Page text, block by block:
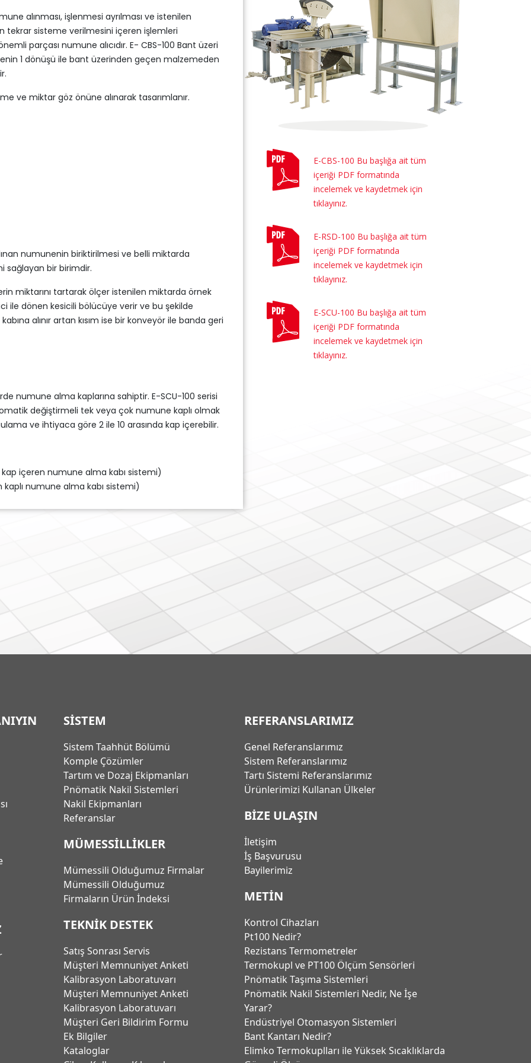
alınması, işlenmesi ayrılması ve istenilen
tekrar sisteme verilmesini içeren işlemleri
parçası numune alıcıdır. E- CBS-100 Bant üzeri
1 dönüşü ile bant üzerinden geçen malzemeden
ve miktar göz önüne alınarak tasarımlanır.
numunenin biriktirilmesi ve belli miktarda
sağlayan bir birimdir.
miktarını tartarak ölçer istenilen miktarda örnek
ile dönen kesicili bölücüye verir ve bu şekilde
alınır artan kısım ise bir konveyör ile banda geri
numune alma kaplarına sahiptir. E-SCU-100 serisi
değiştirmeli tek veya çok numune kaplı olmak
ve ihtiyaca göre 2 ile 10 arasında kap içerebilir.
içeren numune alma kabı sistemi)
numune alma kabı sistemi)
E-CBS-100 Bu başlığa ait tüm
içeriği PDF formatında
incelemek ve kaydetmek için
tıklayınız.
E-RSD-100 Bu başlığa ait tüm
içeriği PDF formatında
incelemek ve kaydetmek için
tıklayınız.
E-SCU-100 Bu başlığa ait tüm
içeriği PDF formatında
incelemek ve kaydetmek için
tıklayınız.
SİSTEM
Sistem Taahhüt Bölümü
Komple Çözümler
Tartım ve Dozaj Ekipmanları
Pnömatik Nakil Sistemleri
Nakil Ekipmanları
Referanslar
MÜMESSİLLİKLER
Mümessili Olduğumuz Firmalar
Mümessili Olduğumuz
Firmaların Ürün İndeksi
TEKNİK DESTEK
Satış Sonrası Servis
Müşteri Memnuniyet Anketi
Kalibrasyon Laboratuvarı
Müşteri Memnuniyet Anketi
Kalibrasyon Laboratuvarı
Müşteri Geri Bildirim Formu
Ek Bilgiler
Kataloglar
REFERANSLARIMIZ
Genel Referanslarımız
Sistem Referanslarımız
Tartı Sistemi Referanslarımız
Ürünlerimizi Kullanan Ülkeler
BİZE ULAŞIN
İletişim
İş Başvurusu
Bayilerimiz
METIN
Kontrol Cihazları
Pt100 Nedir?
Rezistans Termometreler
Termokupl ve PT100 Ölçüm Sensörleri
Pnömatik Taşıma Sistemleri
Pnömatik Nakil Sistemleri Nedir, Ne İşe
Yarar?
Endüstriyel Otomasyon Sistemleri
Bant Kantarı Nedir?
Elimko Termokuplları ile Yüksek Sıcaklıklarda